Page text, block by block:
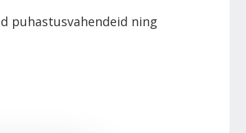
puhastusvahendeid ning